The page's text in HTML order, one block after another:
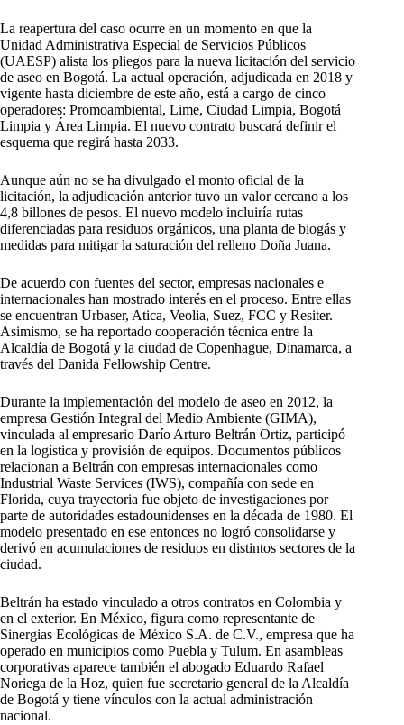
La reapertura del caso ocurre en un momento en que la
Unidad Administrativa Especial de Servicios Públicos
(UAESP) alista los pliegos para la nueva licitación del servicio
de aseo en Bogotá. La actual operación, adjudicada en 2018 y
vigente hasta diciembre de este año, está a cargo de cinco
operadores: Promoambiental, Lime, Ciudad Limpia, Bogotá
Limpia y Área Limpia. El nuevo contrato buscará definir el
esquema que regirá hasta 2033.
Aunque aún no se ha divulgado el monto oficial de la
licitación, la adjudicación anterior tuvo un valor cercano a los
4,8 billones de pesos. El nuevo modelo incluiría rutas
diferenciadas para residuos orgánicos, una planta de biogás y
medidas para mitigar la saturación del relleno Doña Juana.
De acuerdo con fuentes del sector, empresas nacionales e
internacionales han mostrado interés en el proceso. Entre ellas
se encuentran Urbaser, Atica, Veolia, Suez, FCC y Resiter.
Asimismo, se ha reportado cooperación técnica entre la
Alcaldía de Bogotá y la ciudad de Copenhague, Dinamarca, a
través del Danida Fellowship Centre.
Durante la implementación del modelo de aseo en 2012, la
empresa Gestión Integral del Medio Ambiente (GIMA),
vinculada al empresario Darío Arturo Beltrán Ortiz, participó
en la logística y provisión de equipos. Documentos públicos
relacionan a Beltrán con empresas internacionales como
Industrial Waste Services (IWS), compañía con sede en
Florida, cuya trayectoria fue objeto de investigaciones por
parte de autoridades estadounidenses en la década de 1980. El
modelo presentado en ese entonces no logró consolidarse y
derivó en acumulaciones de residuos en distintos sectores de la
ciudad.
Beltrán ha estado vinculado a otros contratos en Colombia y
en el exterior. En México, figura como representante de
Sinergias Ecológicas de México S.A. de C.V., empresa que ha
operado en municipios como Puebla y Tulum. En asambleas
corporativas aparece también el abogado Eduardo Rafael
Noriega de la Hoz, quien fue secretario general de la Alcaldía
de Bogotá y tiene vínculos con la actual administración
nacional.